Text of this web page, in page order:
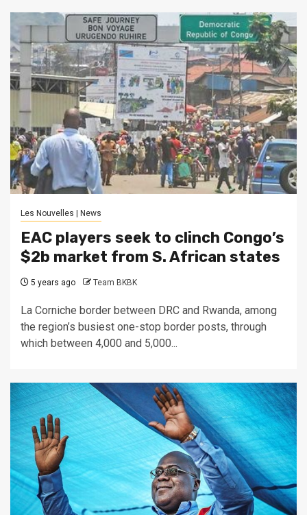
Les Nouvelles | News
EAC players seek to clinch Congo’s
$2b market from S. African states
5 years ago Team BKBK
La Corniche border between DRC and Rwanda, among
the region’s busiest one-stop border posts, through
which between 4,000 and 5,000...